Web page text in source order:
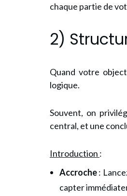
chaque partie de
2)
Quand votre
logique.
Souvent, on
central, et une
Introduction :
Accroche:
capter